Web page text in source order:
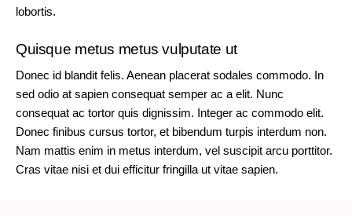
lobortis.
Quisque metus metus vulputate ut
Donec id blandit felis. Aenean placerat sodales commodo. In
sed odio at sapien consequat semper ac a elit. Nunc
consequat ac tortor quis dignissim. Integer ac commodo elit.
Donec finibus cursus tortor, et bibendum turpis interdum non.
Nam mattis enim in metus interdum, vel suscipit arcu porttitor.
Cras vitae nisi et dui efficitur fringilla ut vitae sapien.